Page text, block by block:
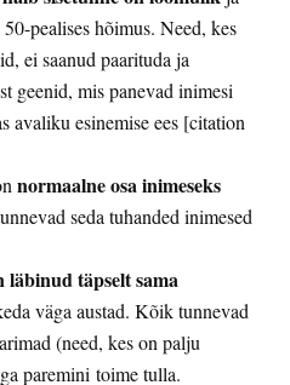
pealises hõimus. Need, kes
ei saanud paarituda ja
geenid, mis panevad inimesi
avaliku esinemise ees [citation
normaalne osa inimeseks
seda tuhanded inimesed
läbinud täpselt sama
väga austad. Kõik tunnevad
(need, kes on palju
paremini toime tulla.